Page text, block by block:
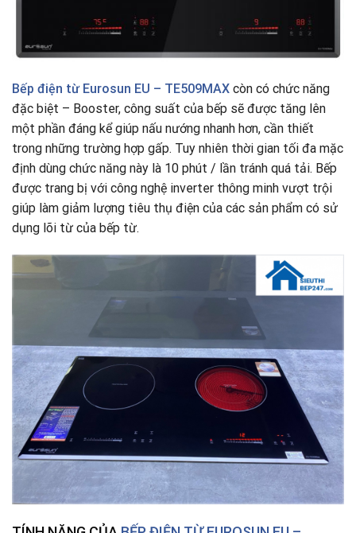
Bếp điện từ Eurosun EU – TE509MAX còn có chức năng
đặc biệt – Booster, công suất của bếp sẽ được tăng lên
một phần đáng kể giúp nấu nướng nhanh hơn, cần thiết
trong những trường hợp gấp. Tuy nhiên thời gian tối đa mặc
định dùng chức năng này là 10 phút / lần tránh quá tải. Bếp
được trang bị với công nghệ inverter thông minh vượt trội
giúp làm giảm lượng tiêu thụ điện của các sản phẩm có sử
dụng lõi từ của bếp từ.